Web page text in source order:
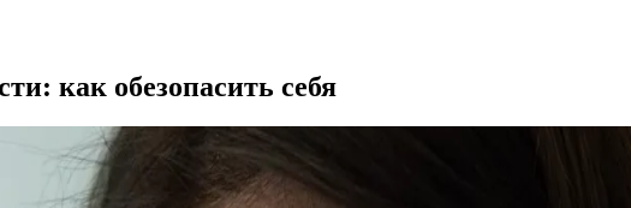
как обезопасить себя